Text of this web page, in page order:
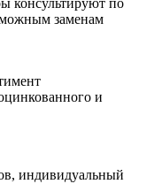
консультируют по
заменам
и
индивидуальный